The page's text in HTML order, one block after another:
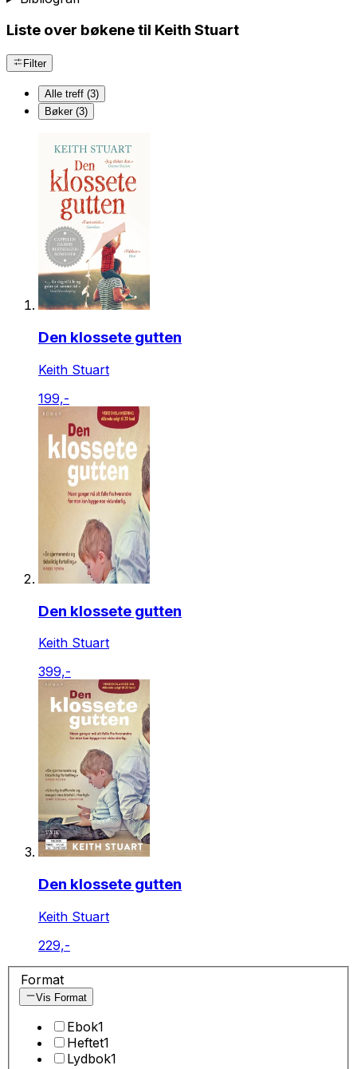
Liste over bøkene til Keith Stuart
Filter
Alle treff (3)
Bøker (3)
Den klossete gutten
Keith Stuart
199,-
Den klossete gutten
Keith Stuart
399,-
Den klossete gutten
Keith Stuart
229,-
Format
Vis Format
Ebok1
Heftet1
Lydbok1